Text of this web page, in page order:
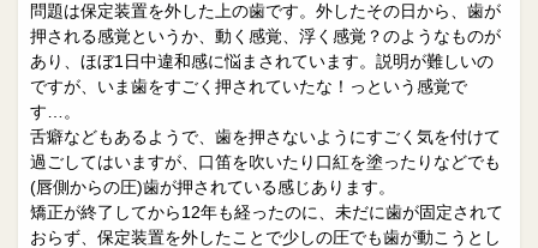
問題は保定装置を外した上の歯です。外したその日から、歯が
押される感覚というか、動く感覚、浮く感覚？のようなものが
あり、ほぼ1日中違和感に悩まされています。説明が難しいの
ですが、いま歯をすごく押されていたな！っという感覚で
す…。
舌癖などもあるようで、歯を押さないようにすごく気を付けて
過ごしてはいますが、口笛を吹いたり口紅を塗ったりなどでも
(唇側からの圧)歯が押されている感じあります。
矯正が終了してから12年も経ったのに、未だに歯が固定されて
おらず、保定装置を外したことで少しの圧でも歯が動こうとし